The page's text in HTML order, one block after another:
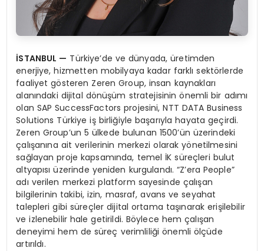
İSTANBUL — Türkiye’de ve dünyada, üretimden
enerjiye, hizmetten mobilyaya kadar farklı sektörlerde
faaliyet gösteren Zeren Group, insan kaynakları
alanındaki dijital dönüşüm stratejisinin önemli bir adımı
olan SAP SuccessFactors projesini, NTT DATA Business
Solutions Türkiye iş birliğiyle başarıyla hayata geçirdi.
Zeren Group’un 5 ülkede bulunan 1500’ün üzerindeki
çalışanına ait verilerinin merkezi olarak yönetilmesini
sağlayan proje kapsamında, temel İK süreçleri bulut
altyapısı üzerinde yeniden kurgulandı. “Z’era People”
adı verilen merkezi platform sayesinde çalışan
bilgilerinin takibi, izin, masraf, avans ve seyahat
talepleri gibi süreçler dijital ortama taşınarak erişilebilir
ve izlenebilir hale getirildi. Böylece hem çalışan
deneyimi hem de süreç verimliliği önemli ölçüde
artırıldı.